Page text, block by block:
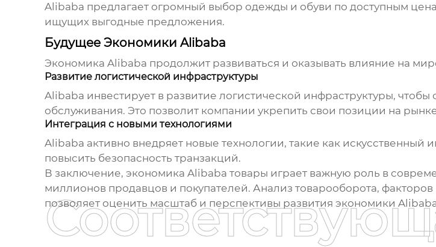
Alibaba предлагает огромный выбор одежды и обуви по доступным
ищущих выгодные предложения.
Будущее Экономики Alibaba
Экономика Alibaba продолжит развиваться и оказывать влияние на
Развитие логистической инфраструктуры
Alibaba инвестирует в развитие логистической инфраструктуры, чтобы
обслуживания. Это позволит компании укрепить свои позиции на
Интеграция с новыми технологиями
Alibaba активно внедряет новые технологии, такие как
повысить безопасность транзакций.
В заключение, экономика Alibaba товары играет важную роль в
миллионов продавцов и покупателей. Анализ товарооборота,
позволяет оценить масштаб и перспективы развития экономики